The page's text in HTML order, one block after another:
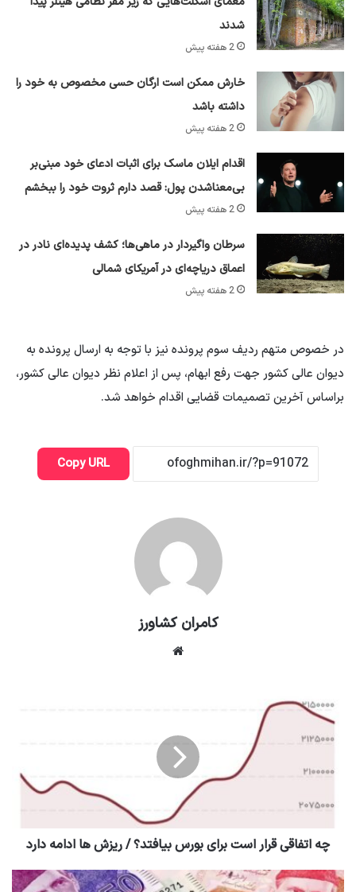
شدند
2 هفته پیش
خارش ممکن است ارگان حسی مخصوص به خود را
داشته باشد
2 هفته پیش
اقدام ایلان ماسک برای اثبات ادعای خود مبنی‌بر
بی‌معناشدن پول: قصد دارم ثروت خود را ببخشم
2 هفته پیش
سرطان واگیردار در ماهی‌ها؛ کشف پدیده‌ای نادر در
اعماق دریاچه‌ای در آمریکای شمالی
2 هفته پیش
در خصوص متهم ردیف سوم پرونده نیز با توجه به ارسال پرونده به
دیوان عالی کشور جهت رفع ابهام، پس از اعلام نظر دیوان عالی کشور،
براساس آخرین تصمیمات قضایی اقدام خواهد شد.
Copy URL
کامران کشاورز
چه اتفاقی قرار است برای بورس بیافتد؟ / ریزش ها ادامه دارد